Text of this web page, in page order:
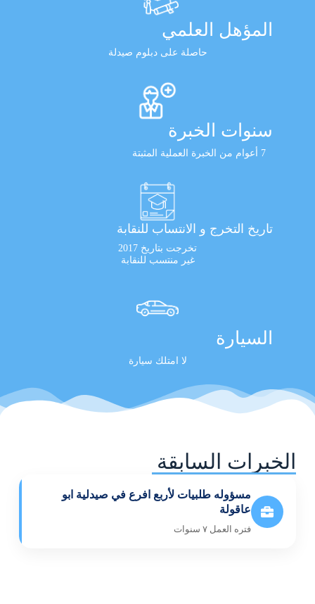
المؤهل العلمي
حاصلة على دبلوم صيدلة
سنوات الخبرة
7 أعوام من الخبرة العملية المثبتة
تاريخ التخرج و الانتساب للنقابة
تخرجت بتاريخ 2017
غير منتسب للنقابة
السيارة
لا امتلك سيارة
الخبرات السابقة
مسؤوله طلبيات لأربع افرع في صيدلية ابو
عاقولة
فتره العمل ٧ سنوات